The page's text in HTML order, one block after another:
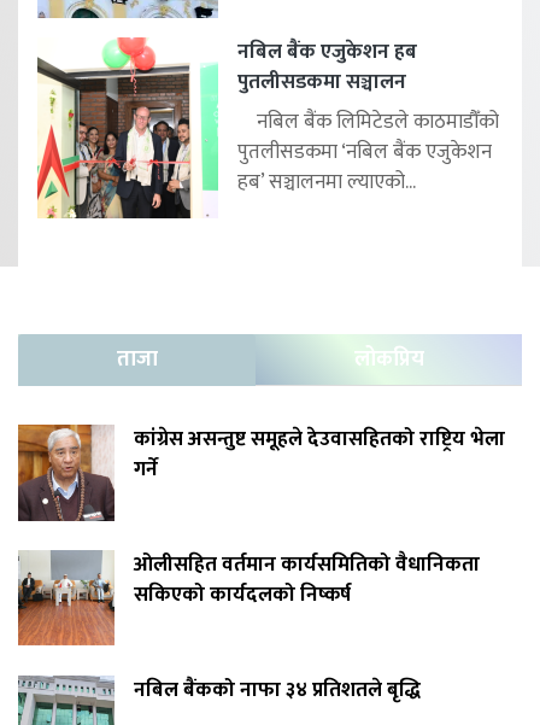
नबिल बैंक एजुकेशन हब
पुतलीसडकमा सञ्चालन
नबिल बैंक लिमिटेडले काठमाडौँको
पुतलीसडकमा ‘नबिल बैंक एजुकेशन
हब’ सञ्चालनमा ल्याएको...
ताजा लोकप्रिय
कांग्रेस असन्तुष्ट समूहले देउवासहितको राष्ट्रिय भेला
गर्ने
ओलीसहित वर्तमान कार्यसमितिको वैधानिकता
सकिएको कार्यदलको निष्कर्ष
नबिल बैंकको नाफा ३४ प्रतिशतले बृद्धि